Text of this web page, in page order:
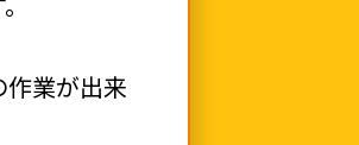
業が出来